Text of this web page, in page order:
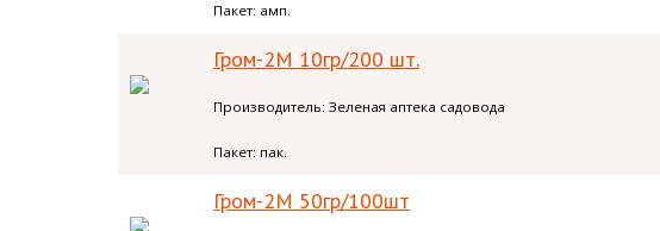
Пакет: амп.
Гром-2М 10гр/200 шт.
Производитель: Зеленая аптека садовода
Пакет: пак.
Гром-2М 50гр/100шт